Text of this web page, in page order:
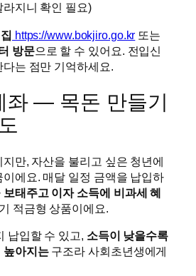
지니 확인 필요)
https://www.bokjiro.go.kr 또는
방문으로 할 수 있어요. 전입신
는 점만 기억하세요.
좌 — 목돈 만들기
만, 자산을 불리고 싶은 청년에
에요. 매달 일정 금액을 납입하
태주고 이자 소득에 비과세 혜
적금형 상품이에요.
납입할 수 있고, 소득이 낮을수록
높아지는구조라 사회초년생에게